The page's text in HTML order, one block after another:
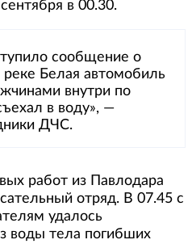
в 00.30.
сообщение о
реке Белая автомобиль
внутри по
в воду», —
ДЧС.
работ из Павлодара
отряд. В 07.45 с
удалось
воды тела погибших